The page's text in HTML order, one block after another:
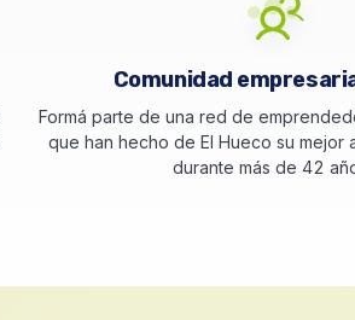
Comunidad
Formá parte de una red de
que han hecho de El Hueco su mejor
durante más de 42